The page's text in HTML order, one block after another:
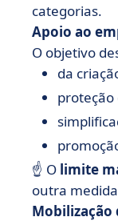
categorias.
Apoio ao
O objetivo
da
proteção
☝️ O limite
outra
Mobilização